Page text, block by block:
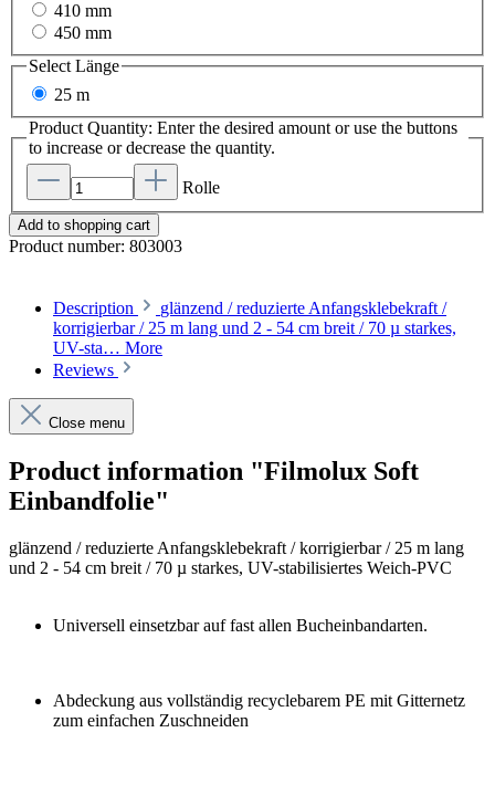
410 mm
450 mm
Select Länge
25 m
Product Quantity: Enter the desired amount or use the buttons
to increase or decrease the quantity.
Rolle
Add to shopping cart
Product number: 803003
Description
glänzend / reduzierte Anfangsklebekraft /
korrigierbar / 25 m lang und 2 - 54 cm breit / 70 µ starkes,
UV-sta… More
Reviews
Close menu
Product information "Filmolux Soft
Einbandfolie"
glänzend /reduzierte Anfangsklebekraft / korrigierbar /25 m lang
und 2 - 54 cm breit / 70 µ starkes, UV-stabilisiertes Weich-PVC
Universell einsetzbar auf fast allen Bucheinbandarten.
Abdeckung aus vollständig recyclebarem PE mit Gitternetz
zum einfachen Zuschneiden